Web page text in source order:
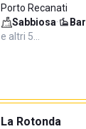
Porto Recanati
Sabbiosa· Bar
e altri 5…
La Rotonda